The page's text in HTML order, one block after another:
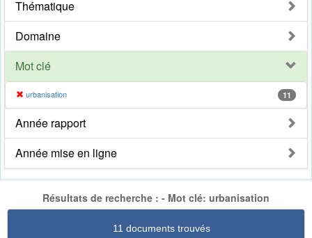
Thématique
Domaine
Mot clé
urbanisation 11
Année rapport
Année mise en ligne
Résultats de recherche : - Mot clé: urbanisation
11 documents trouvés